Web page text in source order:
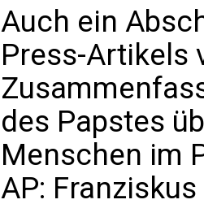
Auch ein
Press-
des Papstes
Menschen im
AP: